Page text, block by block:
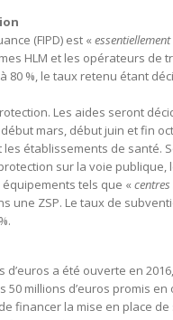
(FIPD) est «
HLM et les opérateurs
%, le taux retenu étant
Les aides seront
mars, début juin et fin
les établissements de santé.
sur la voie
tels que «
une ZSP. Le taux de
a été ouverte en
millions d’euros promis
de financer la mise en place